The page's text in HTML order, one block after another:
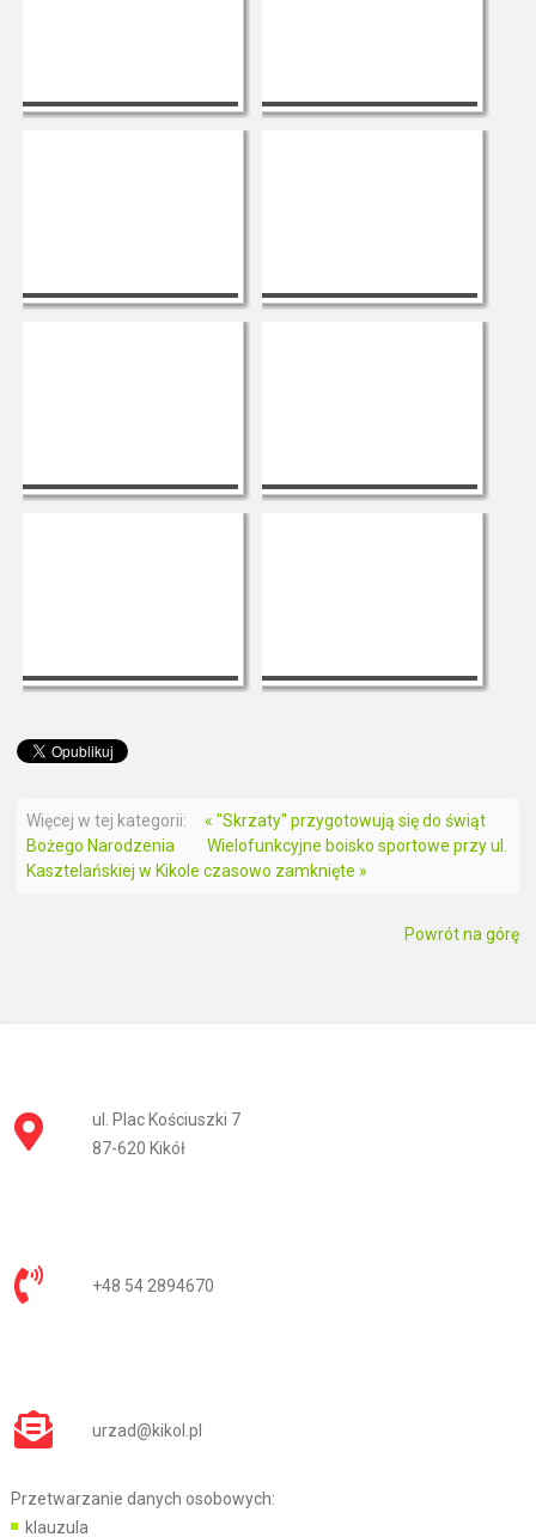
Więcej w tej kategorii:
« "Skrzaty" przygotowują się do świąt
Bożego Narodzenia
Wielofunkcyjne boisko sportowe przy ul.
Kasztelańskiej w Kikole czasowo zamknięte »
Powrót na górę
ul. Plac Kościuszki 7
87-620 Kikół
+48 54 2894670
urzad@kikol.pl
Przetwarzanie danych osobowych:
klauzula